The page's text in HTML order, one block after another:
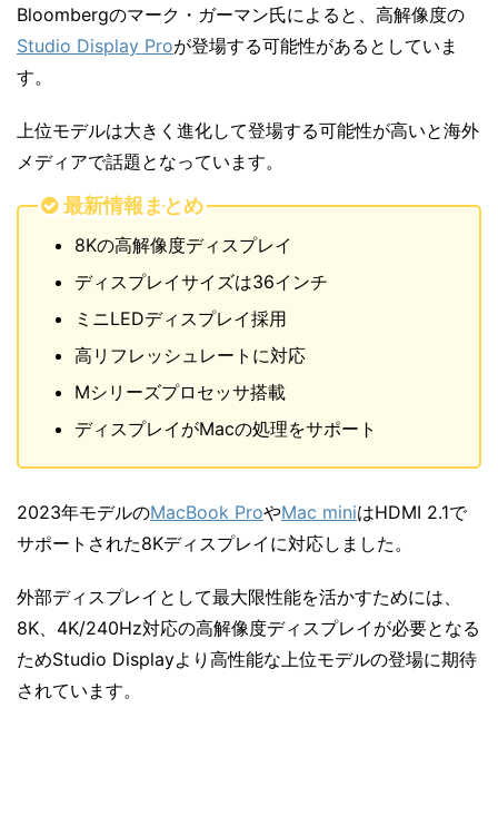
Bloombergのマーク・ガーマン氏によると、高解像度の
Studio Display Proが登場する可能性があるとしていま
す。
上位モデルは大きく進化して登場する可能性が高いと海外
メディアで話題となっています。
最新情報まとめ
8Kの高解像度ディスプレイ
ディスプレイサイズは36インチ
ミニLEDディスプレイ採用
高リフレッシュレートに対応
Mシリーズプロセッサ搭載
ディスプレイがMacの処理をサポート
2023年モデルのMacBook ProやMac miniはHDMI 2.1で
サポートされた8Kディスプレイに対応しました。
外部ディスプレイとして最大限性能を活かすためには、
8K、4K/240Hz対応の高解像度ディスプレイが必要となる
ためStudio Displayより高性能な上位モデルの登場に期待
されています。